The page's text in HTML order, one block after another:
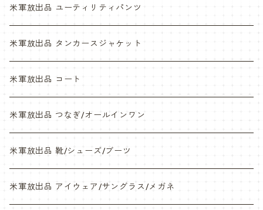
NWU
ABU
NWU
米軍放出品 ユーティリティパンツ
米軍放出品 タンカースジャケット
米軍放出品 コート
米軍放出品 つなぎ/オールインワン
米軍放出品 靴/シューズ/ブーツ
米軍放出品 アイウェア/サングラス/メガネ